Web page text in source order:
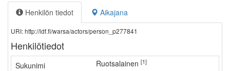
Henkilön tiedot Aikajana
URI: http://ldf.fi/warsa/actors/person_p277841
Henkilötiedot
Sukunimi Ruotsalainen [1]